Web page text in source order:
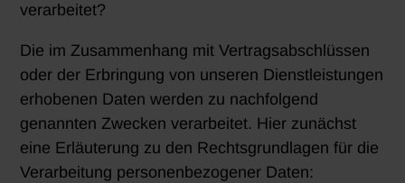
verarbeitet?
Die im Zusammenhang mit Vertragsabschlüssen
oder der Erbringung von unseren Dienstleistungen
erhobenen Daten werden zu nachfolgend
genannten Zwecken verarbeitet. Hier zunächst
eine Erläuterung zu den Rechtsgrundlagen für die
Verarbeitung personenbezogener Daten: